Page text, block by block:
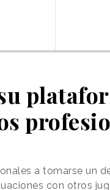
a tomarse un
con otros